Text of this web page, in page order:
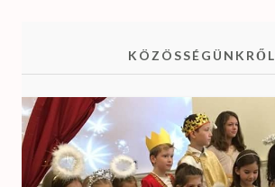
KÖZÖSSÉGÜNKRŐL